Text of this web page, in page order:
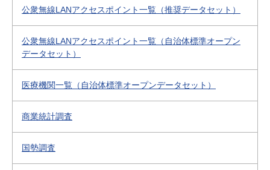
公衆無線LANアクセスポイント一覧（推奨データセット）
公衆無線LANアクセスポイント一覧（自治体標準オープン
データセット）
医療機関一覧（自治体標準オープンデータセット）
商業統計調査
国勢調査